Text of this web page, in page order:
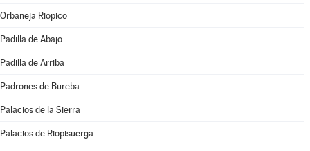
Orbaneja Riopico
Padilla de Abajo
Padilla de Arriba
Padrones de Bureba
Palacios de la Sierra
Palacios de Riopisuerga